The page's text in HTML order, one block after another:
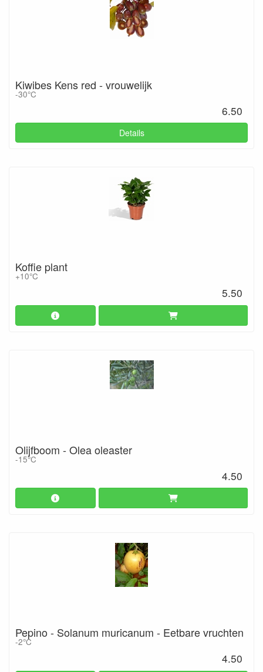
Kiwibes Kens red - vrouwelijk
-30°C
6.50
Details
Koffie plant
+10°C
5.50
Olijfboom - Olea oleaster
-15°C
4.50
Pepino - Solanum muricanum - Eetbare vruchten
-2°C
4.50